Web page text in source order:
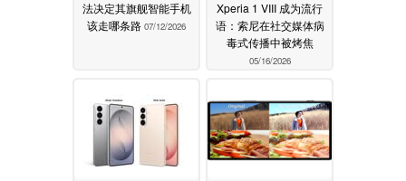
法决定其旗舰智能手机
该走哪条路 07/12/2026
Xperia 1 VIII 成为流行
语：索尼在社交媒体病
毒式传播中被烤焦
05/16/2026